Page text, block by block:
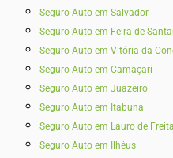
Seguro Auto em Salvador
Seguro Auto em Feira de
Seguro Auto em Vitória da
Seguro Auto em Camaçari
Seguro Auto em Juazeiro
Seguro Auto em Itabuna
Seguro Auto em Lauro de
Seguro Auto em Ilhéus